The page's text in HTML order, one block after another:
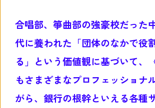
合唱部、箏曲部の強豪校だった
代に養われた「団体のなかで役
る」という価値観に基づいて、
もさまざまなプロフェッショナ
がら、銀行の根幹といえる各種